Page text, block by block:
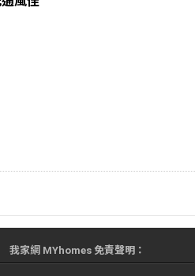
我家網 MYhomes 免責聲明：